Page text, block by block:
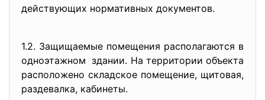
действующих нормативных документов.
1.2. Защищаемые помещения располагаются в
одноэтажном здании. На территории объекта
расположено складское помещение, щитовая,
раздевалка, кабинеты.